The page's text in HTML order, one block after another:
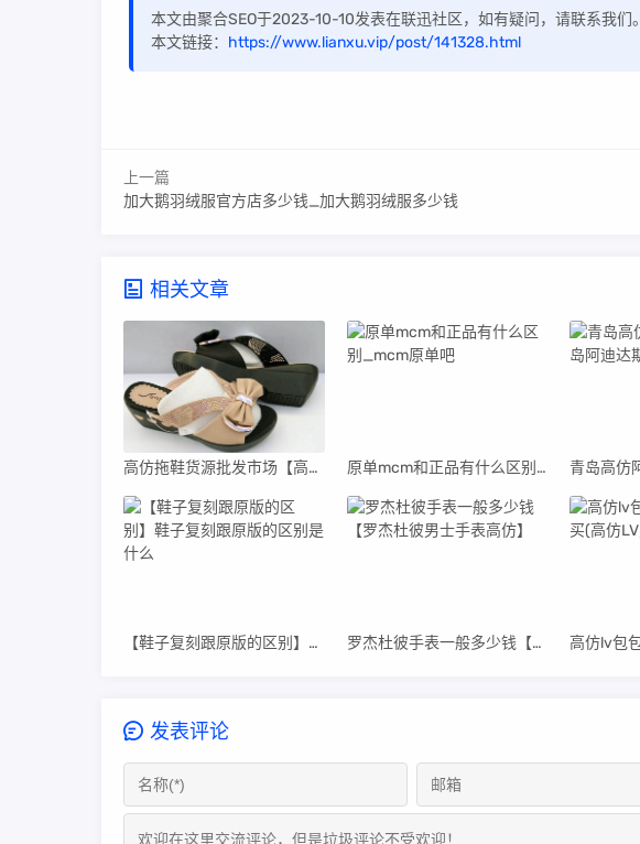
本文由聚合SEO于2023-10-10发表在联迅社区，如有疑问，请联系我们。
本文链接： https://www.lianxu.vip/post/141328.html
上一篇
加大鹅羽绒服官方店多少钱_加大鹅羽绒服多少钱
相关文章
高仿拖鞋货源批发市场【高仿拖鞋货源批发市场在哪里】 原单mcm和正品有什么区别_mcm原单吧
【鞋子复刻跟原版的区别】鞋子复刻跟原版的区别是什么 罗杰杜彼手表一般多少钱【罗杰杜彼男士手表高仿】
发表评论